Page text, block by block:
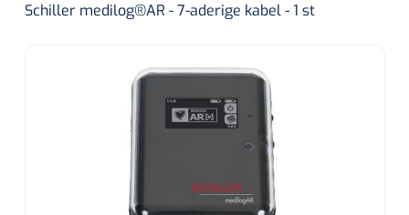
Schiller medilog®AR - 7-aderige kabel - 1 st